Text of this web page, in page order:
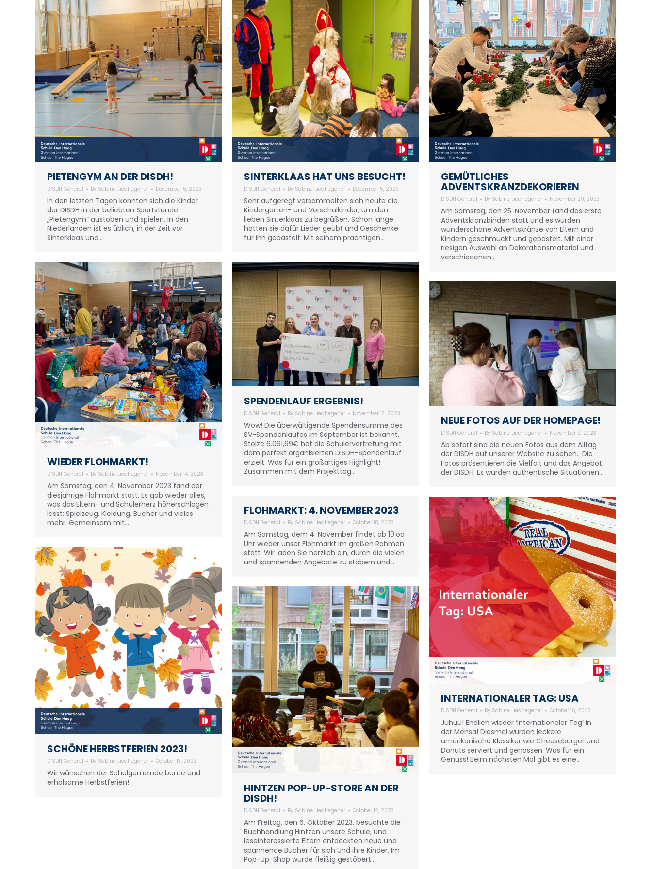
PIETENGYM AN DER DISDH!
DISDH General By Sabine Liedhegener December 6, 2023
In den letzten Tagen konnten sich die Kinder
der DISDH in der beliebten Sportstunde
„Pietengym“ austoben und spielen. In den
Niederlanden ist es üblich, in der Zeit vor
Sinterklaas und…
SINTERKLAAS HAT UNS BESUCHT!
DISDH General By Sabine Liedhegener December 5, 2023
Sehr aufgeregt versammelten sich heute die
Kindergarten- und Vorschulkinder, um den
lieben Sinterklaas zu begrüßen. Schon lange
hatten sie dafür Lieder geübt und Geschenke
für ihn gebastelt. Mit seinem prächtigen…
GEMÜTLICHES
ADVENTSKRANZDEKORIEREN
DISDH General By Sabine Liedhegener November 29, 2023
Am Samstag, den 25. November fand das erste
Adventskranzbinden statt und es wurden
wunderschöne Adventskränze von Eltern und
Kindern geschmückt und gebastelt. Mit einer
riesigen Auswahl an Dekorationsmaterial und
verschiedenen…
WIEDER FLOHMARKT!
DISDH General By Sabine Liedhegener November 14, 2023
Am Samstag, den 4. November 2023 fand der
diesjährige Flohmarkt statt. Es gab wieder alles,
was das Eltern- und Schülerherz höherschlagen
lässt: Spielzeug, Kleidung, Bücher und vieles
mehr. Gemeinsam mit…
SPENDENLAUF ERGEBNIS!
DISDH General By Sabine Liedhegener November 13, 2023
Wow! Die überwältigende Spendensumme des
SV-Spendenlaufes im September ist bekannt.
Stolze 6.061,69€ hat die Schülervertretung mit
dem perfekt organisierten DISDH-Spendenlauf
erzielt. Was für ein großartiges Highlight!
Zusammen mit dem Projekttag…
NEUE FOTOS AUF DER HOMEPAGE!
DISDH General By Sabine Liedhegener November 9, 2023
Ab sofort sind die neuen Fotos aus dem Alltag
der DISDH auf unserer Website zu sehen. Die
Fotos präsentieren die Vielfalt und das Angebot
der DISDH. Es wurden authentische Situationen…
FLOHMARKT: 4. NOVEMBER 2023
DISDH General By Sabine Liedhegener October 18, 2023
Am Samstag, dem 4. November findet ab 10:oo
Uhr wieder unser Flohmarkt im großen Rahmen
statt. Wir laden Sie herzlich ein, durch die vielen
und spannenden Angebote zu stöbern und…
INTERNATIONALER TAG: USA
DISDH General By Sabine Liedhegener October 16, 2023
Juhuu! Endlich wieder ‘Internationaler Tag’ in
der Mensa! Diesmal wurden leckere
amerikanische Klassiker wie Cheeseburger und
Donuts serviert und genossen. Was für ein
Genuss! Beim nächsten Mal gibt es eine…
SCHÖNE HERBSTFERIEN 2023!
DISDH General By Sabine Liedhegener October 13, 2023
Wir wünschen der Schulgemeinde bunte und
erholsame Herbstferien!
HINTZEN POP-UP-STORE AN DER
DISDH!
DISDH General By Sabine Liedhegener October 12, 2023
Am Freitag, den 6. Oktober 2023, besuchte die
Buchhandlung Hintzen unsere Schule, und
leseinteressierte Eltern entdeckten neue und
spannende Bücher für sich und ihre Kinder. Im
Pop-Up-Shop wurde fleißig gestöbert…